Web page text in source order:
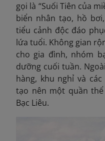
gọi là “Suối Tiên của
biển nhân tạo, hồ
tiểu cảnh độc đáo
lứa tuổi. Không gian
cho gia đình, nhóm
dưỡng cuối tuần.
hàng, khu nghỉ và
tạo nên một quần
Bạc Liêu.